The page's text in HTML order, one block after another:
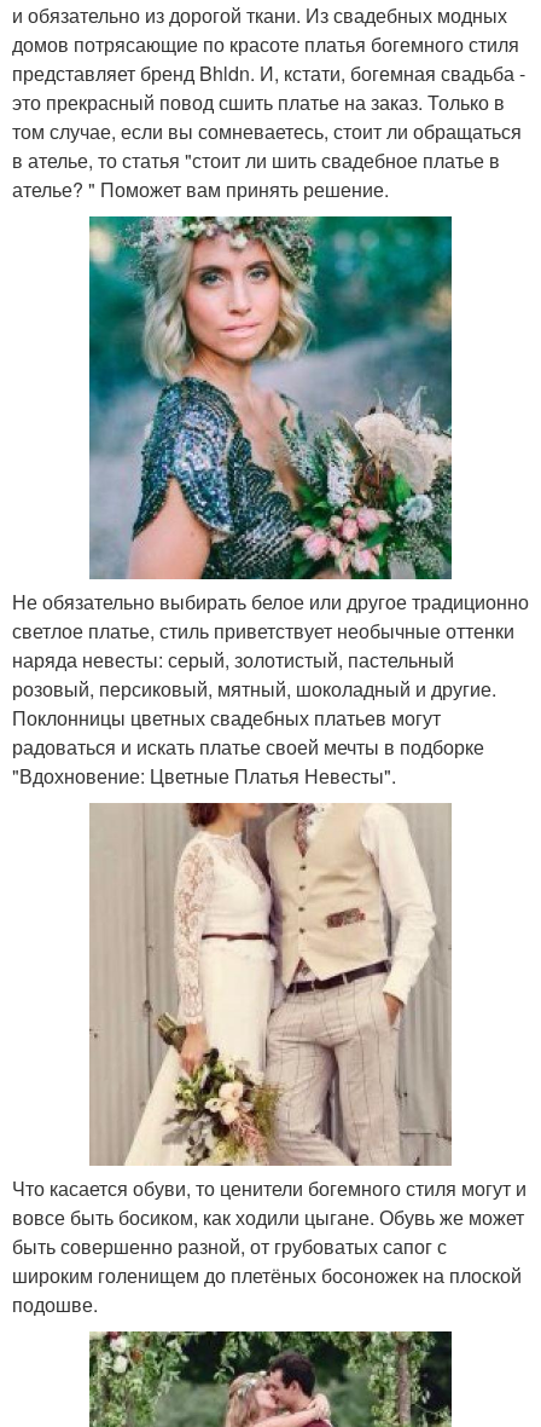
и обязательно из дорогой ткани. Из свадебных модных
домов потрясающие по красоте платья богемного стиля
представляет бренд Bhldn. И, кстати, богемная свадьба -
это прекрасный повод сшить платье на заказ. Только в
том случае, если вы сомневаетесь, стоит ли обращаться
в ателье, то статья "стоит ли шить свадебное платье в
ателье? " Поможет вам принять решение.
Не обязательно выбирать белое или другое традиционно
светлое платье, стиль приветствует необычные оттенки
наряда невесты: серый, золотистый, пастельный
розовый, персиковый, мятный, шоколадный и другие.
Поклонницы цветных свадебных платьев могут
радоваться и искать платье своей мечты в подборке
"Вдохновение: Цветные Платья Невесты".
Что касается обуви, то ценители богемного стиля могут и
вовсе быть босиком, как ходили цыгане. Обувь же может
быть совершенно разной, от грубоватых сапог с
широким голенищем до плетёных босоножек на плоской
подошве.